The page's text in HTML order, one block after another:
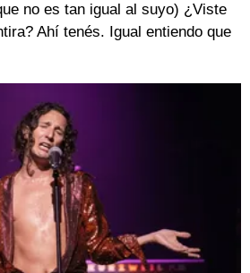
no es tan igual al suyo) ¿Viste
Ahí tenés. Igual entiendo que